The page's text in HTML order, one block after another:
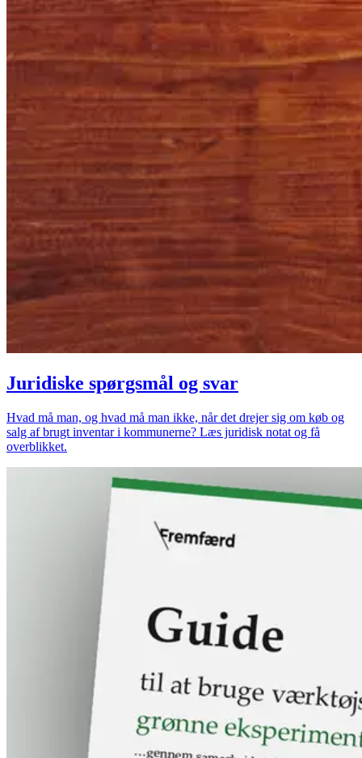
Juridiske spørgsmål og svar
Hvad må man, og hvad må man ikke, når det drejer sig om køb og
salg af brugt inventar i kommunerne? Læs juridisk notat og få
overblikket.